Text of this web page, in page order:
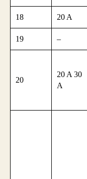
18 20 A
19 –
20
20 A 30
A